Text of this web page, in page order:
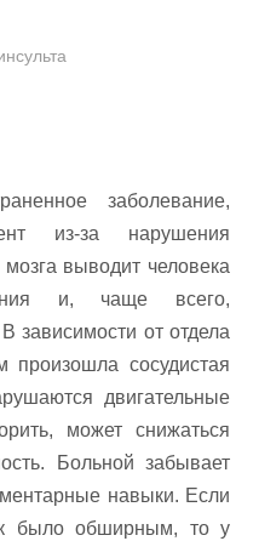
заболевание,
из-за нарушения
выводит человека
и, чаще всего,
зависимости от отдела
произошла сосудистая
двигательные
может снижаться
Больной забывает
навыки. Если
было обширным, то у